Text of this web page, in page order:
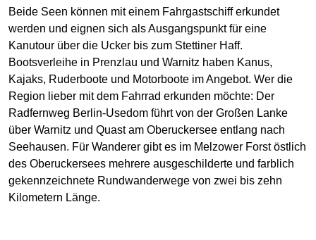
Beide Seen können mit einem Fahrgastschiff erkundet
werden und eignen sich als Ausgangspunkt für eine
Kanutour über die Ucker bis zum Stettiner Haff.
Bootsverleihe in Prenzlau und Warnitz haben Kanus,
Kajaks, Ruderboote und Motorboote im Angebot. Wer die
Region lieber mit dem Fahrrad erkunden möchte: Der
Radfernweg Berlin-Usedom führt von der Großen Lanke
über Warnitz und Quast am Oberuckersee entlang nach
Seehausen. Für Wanderer gibt es im Melzower Forst östlich
des Oberuckersees mehrere ausgeschilderte und farblich
gekennzeichnete Rundwanderwege von zwei bis zehn
Kilometern Länge.